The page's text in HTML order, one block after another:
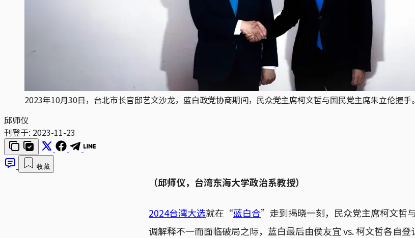
2023年10月30日，台北市长官邸艺文沙龙，蓝白政党协商期间，民众党主席柯文哲与国民党主席朱立伦握
邱师仪
刊登于: 2023-11-23
收藏
（邱师仪，台湾东海大学政治系教授）
2024台湾大选就在“蓝白合”走到揭晓一刻，民众党主席柯文哲
调解释不一而面临破局之际，蓝白最后由侯友宜 vs. 柯文哲各自